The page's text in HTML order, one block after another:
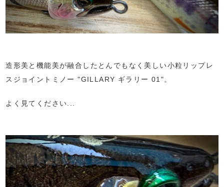
造形美と機能美が融合したとんでもなく美しい小粒リップレ
スジョイントミノー "GILLARY ギラリー 01"。
よく見てください...